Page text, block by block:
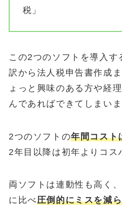
税」
この2つのソフトを導入す
訳から法人税申告書作成
ょっと興味のある方や経
んであればできてしまいま
2つのソフトの年間コスト
2年目以降は初年よりコス
両ソフトは連動性も高く
に比べ圧倒的にミスを減